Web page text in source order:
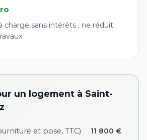
charge sans intérêts ; ne réduit
un logement à Saint-
et pose, TTC) 11 800 €